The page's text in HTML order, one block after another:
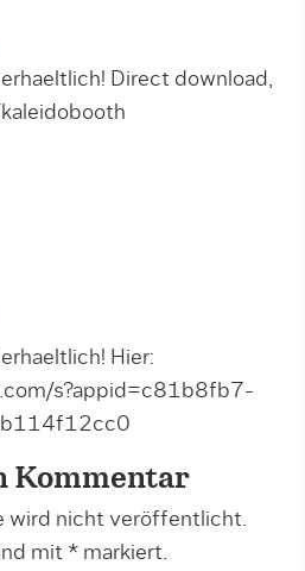
Direct download,
Hier:
s?appid=c81b8fb7-
Kommentar
wird nicht veröffentlicht.
mit * markiert.